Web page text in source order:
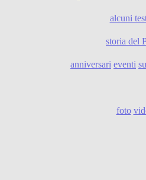
alcuni
storia del
anniversari eventi
foto